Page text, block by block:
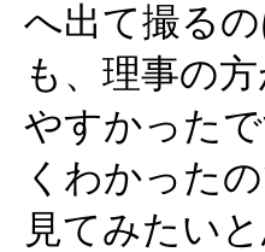
へ出て撮る
も、理事の
やすかった
くわかった
見てみたい